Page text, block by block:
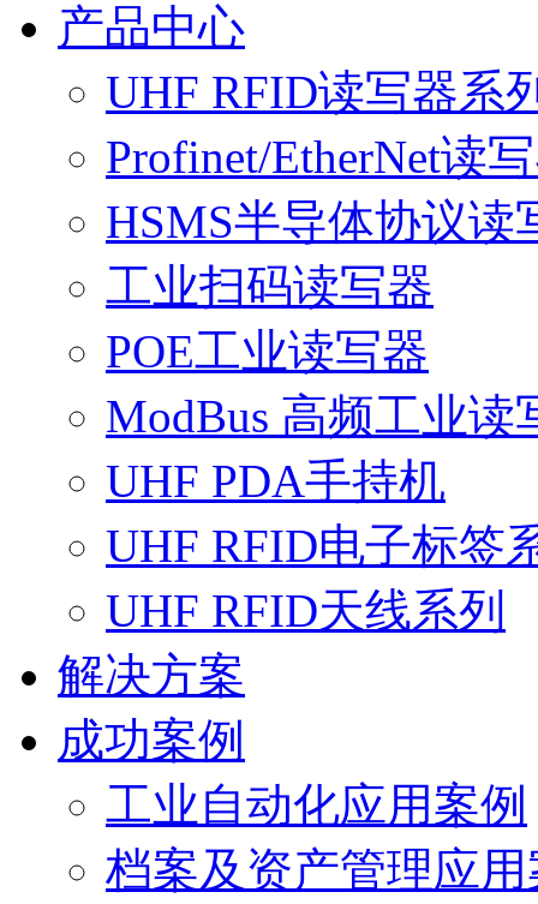
产品中心
UHF RFID读写器系
Profinet/EtherNet读
HSMS半导体协议读
工业扫码读写器
POE工业读写器
ModBus 高频工业读
UHF PDA手持机
UHF RFID电子标签
UHF RFID天线系列
解决方案
成功案例
工业自动化应用案例
档案及资产管理应